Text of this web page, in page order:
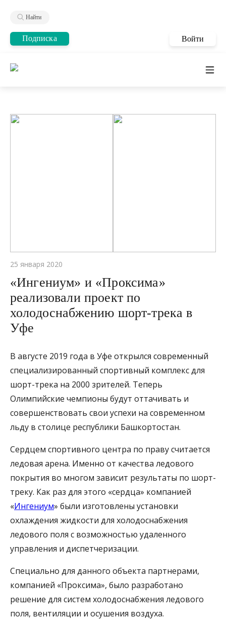
Найти
Подписка Войти
25 января 2020
«Ингениум» и «Проксима»
реализовали проект по
холодоснабжению шорт-трека в
Уфе
В августе 2019 года в Уфе открылся современный
специализированный спортивный комплекс для
шорт-трека на 2000 зрителей. Теперь
Олимпийские чемпионы будут оттачивать и
совершенствовать свои успехи на современном
льду в столице республики Башкортостан.
Сердцем спортивного центра по праву считается
ледовая арена. Именно от качества ледового
покрытия во многом зависит результаты по шорт-
треку. Как раз для этого «сердца» компанией
«Ингениум» были изготовлены установки
охлаждения жидкости для холодоснабжения
ледового поля с возможностью удаленного
управления и диспетчеризации.
Специально для данного объекта партнерами,
компанией «Проксима», было разработано
решение для систем холодоснабжения ледового
поля, вентиляции и осушения воздуха.